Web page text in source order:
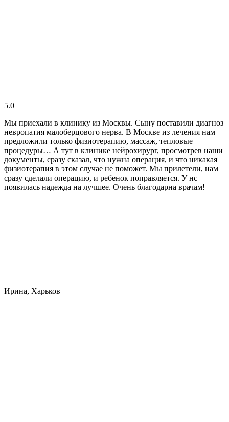
5.0
Мы приехали в клинику из Москвы. Сыну поставили диагноз
невропатия малоберцового нерва. В Москве из лечения нам
предложили только физиотерапию, массаж, тепловые
процедуры… А тут в клинике нейрохирург, просмотрев наши
документы, сразу сказал, что нужна операция, и что никакая
физиотерапия в этом случае не поможет. Мы прилетели, нам
сразу сделали операцию, и ребенок поправляется. У нс
появилась надежда на лучшее. Очень благодарна врачам!
Ирина, Харьков